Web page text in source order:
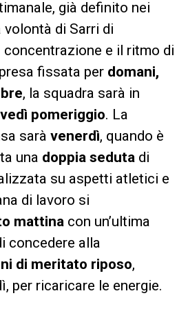
già definito nei
di Sarri di
concentrazione e il ritmo di
fissata per domani,
, la squadra sarà in
pomeriggio. La
sarà venerdì, quando è
una doppia sedutadi
su aspetti atletici e
di lavoro si
mattinacon un’ultima
concedere alla
di meritato riposo,
per ricaricare le energie.